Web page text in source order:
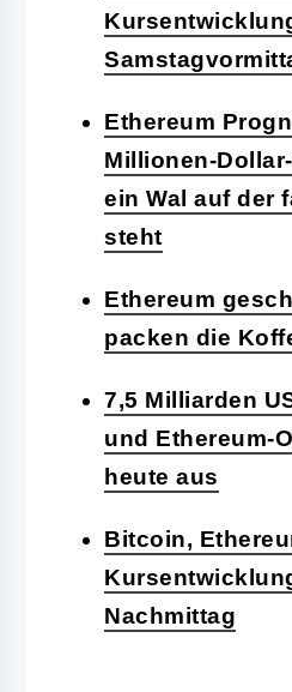
Ethereum
Millionen-
ein Wal auf der
steht
Ethereum
packen die
7,5 Milliarden
und Ethereum-
heute aus
Bitcoin,
Nachmittag